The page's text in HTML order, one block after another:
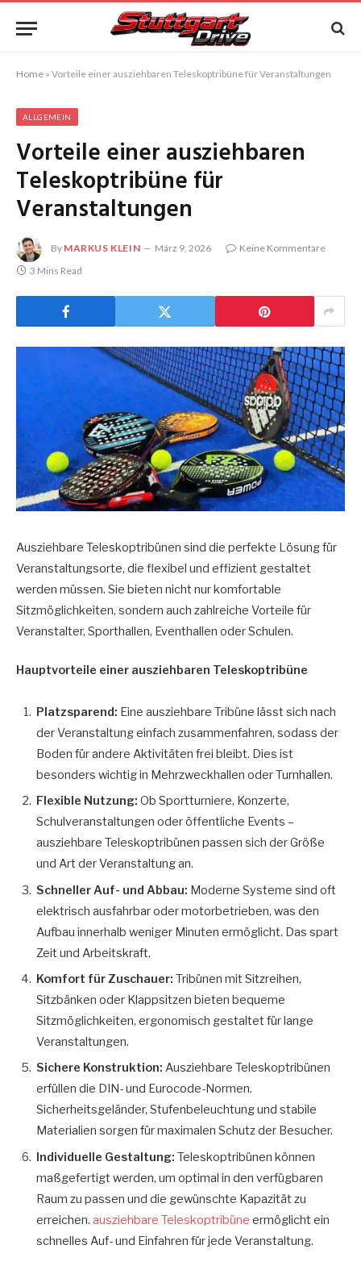
Home » Vorteile einer ausziehbaren Teleskoptribüne für Veranstaltungen
ALLGEMEIN
Vorteile einer ausziehbaren
Teleskoptribüne für
Veranstaltungen
By MARKUS KLEIN März 9, 2026
Keine Kommentare
3 Mins Read
Ausziehbare Teleskoptribünen sind die perfekte Lösung für
Veranstaltungsorte, die flexibel und effizient gestaltet
werden müssen. Sie bieten nicht nur komfortable
Sitzmöglichkeiten, sondern auch zahlreiche Vorteile für
Veranstalter, Sporthallen, Eventhallen oder Schulen.
Hauptvorteile einer ausziehbaren Teleskoptribüne
Platzsparend: Eine ausziehbare Tribüne lässt sich nach
der Veranstaltung einfach zusammenfahren, sodass der
Boden für andere Aktivitäten frei bleibt. Dies ist
besonders wichtig in Mehrzweckhallen oder Turnhallen.
Flexible Nutzung: Ob Sportturniere, Konzerte,
Schulveranstaltungen oder öffentliche Events –
ausziehbare Teleskoptribünen passen sich der Größe
und Art der Veranstaltung an.
Schneller Auf- und Abbau: Moderne Systeme sind oft
elektrisch ausfahrbar oder motorbetrieben, was den
Aufbau innerhalb weniger Minuten ermöglicht. Das spart
Zeit und Arbeitskraft.
Komfort für Zuschauer: Tribünen mit Sitzreihen,
Sitzbänken oder Klappsitzen bieten bequeme
Sitzmöglichkeiten, ergonomisch gestaltet für lange
Veranstaltungen.
Sichere Konstruktion: Ausziehbare Teleskoptribünen
erfüllen die DIN- und Eurocode-Normen.
Sicherheitsgeländer, Stufenbeleuchtung und stabile
Materialien sorgen für maximalen Schutz der Besucher.
Individuelle Gestaltung: Teleskoptribünen können
maßgefertigt werden, um optimal in den verfügbaren
Raum zu passen und die gewünschte Kapazität zu
erreichen. ausziehbare Teleskoptribüne ermöglicht ein
schnelles Auf- und Einfahren für jede Veranstaltung.